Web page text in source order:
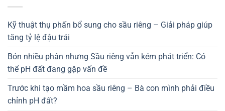
Kỹ thuật thụ phấn bổ sung cho sầu riêng – Giải pháp giúp
tăng tỷ lệ đậu trái
Bón nhiều phân nhưng Sầu riêng vẫn kém phát triển: Có
thể pH đất đang gặp vấn đề
Trước khi tạo mầm hoa sầu riêng – Bà con mình phải điều
chỉnh pH đất?